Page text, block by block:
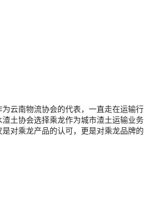
云南物流协会的代表，一直走在运输行
土协会选择乘龙作为城市渣土运输业务
对乘龙产品的认可，更是对乘龙品牌的